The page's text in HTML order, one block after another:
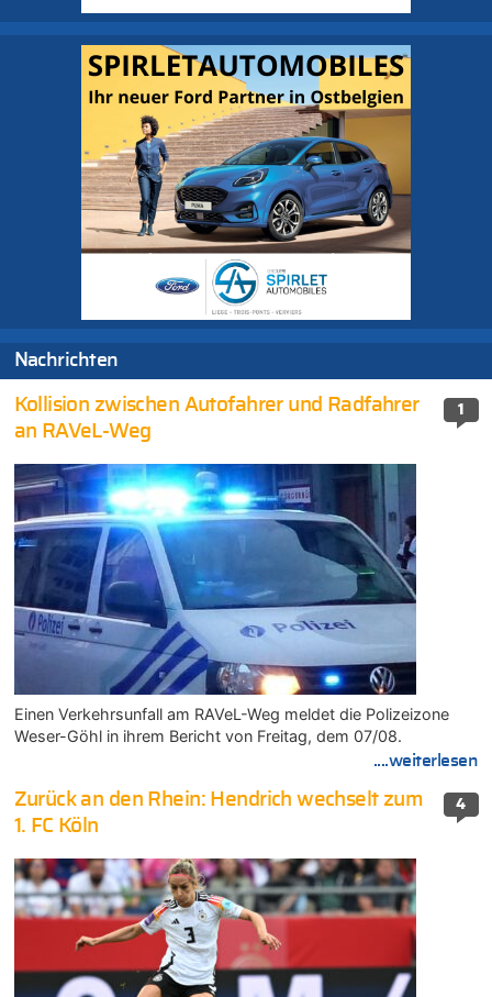
Nachrichten
1
Kollision zwischen Autofahrer und Radfahrer
an RAVeL-Weg
Einen Verkehrsunfall am RAVeL-Weg meldet die Polizeizone
Weser-Göhl in ihrem Bericht von Freitag, dem 07/08.
....weiterlesen
4
Zurück an den Rhein: Hendrich wechselt zum
1. FC Köln